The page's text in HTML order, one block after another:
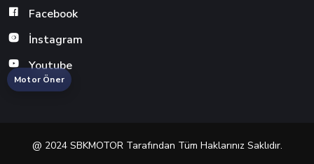
Facebook
İnstagram
Youtube
@ 2024 SBKMOTOR Tarafından Tüm Haklarınız Saklıdır.
Motor Öner